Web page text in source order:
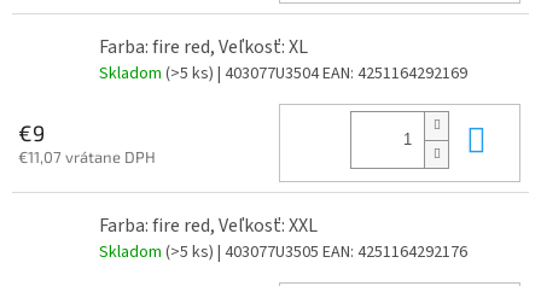
Farba: fire red, Veľkosť: XL
Skladom (>5 ks) | 403077U3504EAN: 4251164292169
€9
€11,07 vrátane DPH
Farba: fire red, Veľkosť: XXL
Skladom (>5 ks) | 403077U3505 EAN: 4251164292176